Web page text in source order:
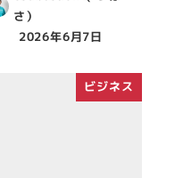
さ）
2026年6月7日
ビジネス